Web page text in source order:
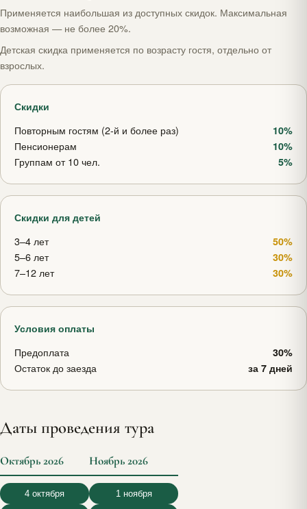
Применяется наибольшая из доступных скидок. Максимальная
возможная — не более 20%.
Детская скидка применяется по возрасту гостя, отдельно от
взрослых.
Скидки
Повторным гостям (2-й и более раз)
10%
Пенсионерам
10%
Группам от 10 чел.
5%
Скидки для детей
3–4 лет
50%
5–6 лет
30%
7–12 лет
30%
Условия оплаты
Предоплата
30%
Остаток до заезда
за 7 дней
Даты проведения тура
Октябрь 2026
4 октября
Ноябрь 2026
1 ноября